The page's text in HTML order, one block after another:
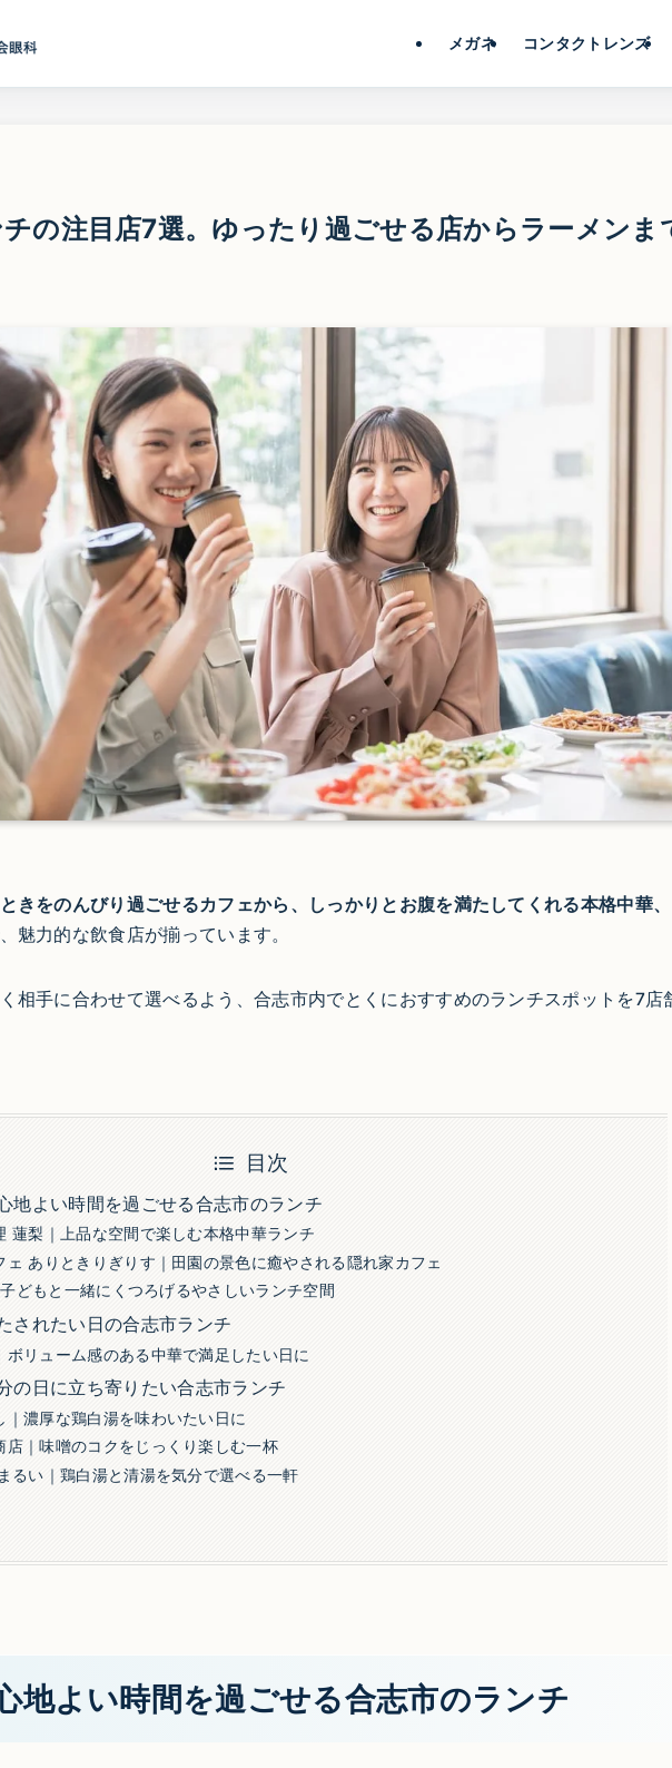
メガネ コンタクトレンズ
の注目店7選。ゆったり過ごせる店からラーメンま
きをのんびり過ごせるカフェから、しっかりとお腹を満たしてくれる本格中華、
、魅力的な飲食店が揃っています。
相手に合わせて選べるよう、合志市内でとくにおすすめのランチスポットを7店
目次
地よい時間を過ごせる合志市のランチ
蓮梨｜上品な空間で楽しむ本格中華ランチ
ェ ありときりぎりす｜田園の景色に癒やされる隠れ家カフェ
どもと一緒にくつろげるやさしいランチ空間
されたい日の合志市ランチ
ボリューム感のある中華で満足したい日に
の日に立ち寄りたい合志市ランチ
｜濃厚な鶏白湯を味わいたい日に
店｜味噌のコクをじっくり楽しむ一杯
るい｜鶏白湯と清湯を気分で選べる一軒
地よい時間を過ごせる合志市のランチ